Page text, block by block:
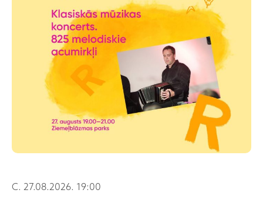
C. 27.08.2026. 19:00